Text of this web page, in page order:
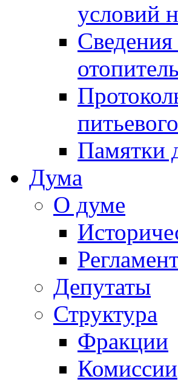
условий
Памятки
Дума
О думе
Депутаты
Структура
Фракции
Комиссии